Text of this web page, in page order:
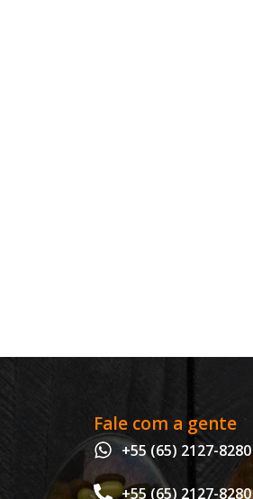
Fale com a gente
+55 (65) 2127-8280
+55 (65) 2127-8280